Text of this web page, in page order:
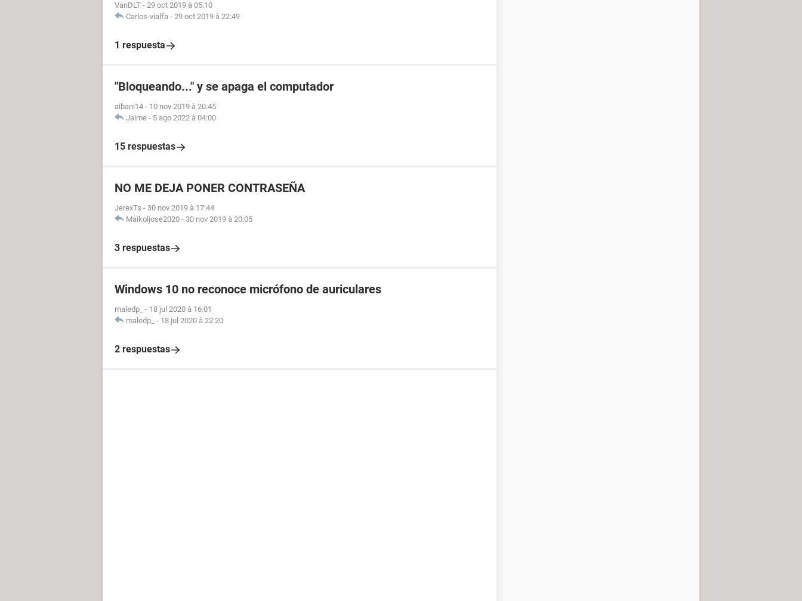
VanDLT - 29 oct 2019 à 05:10
Carlos-vialfa - 29 oct 2019 à 22:49
1 respuesta
"Bloqueando..." y se apaga el computador
aibani14 - 10 nov 2019 à 20:45
Jaime - 5 ago 2022 à 04:00
15 respuestas
NO ME DEJA PONER CONTRASEÑA
JerexTs - 30 nov 2019 à 17:44
Maikoljose2020 - 30 nov 2019 à 20:05
3 respuestas
Windows 10 no reconoce micrófono de auriculares
maledp_ - 18 jul 2020 à 16:01
maledp_ - 18 jul 2020 à 22:20
2 respuestas